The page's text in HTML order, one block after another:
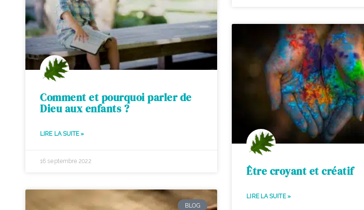
Comment et pourquoi parler de
Dieu aux enfants ?
LIRE LA SUITE »
16 septembre 2022
Être croyant et créatif
LIRE LA SUITE »
BLOG